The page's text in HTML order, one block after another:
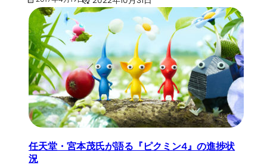
任天堂・宮本茂氏が語る『ピクミン4』の進捗状
況